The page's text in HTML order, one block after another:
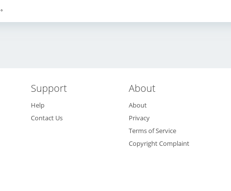
。
Support
Help
Contact Us
About
About
Privacy
Terms of Service
Copyright Complaint